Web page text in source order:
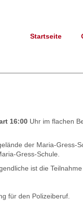
Startseite
16:00 Uhr im flachen
der Maria-Gress-
Gress-Schule.
ist die Teilnahme
für den Polizeiberuf.